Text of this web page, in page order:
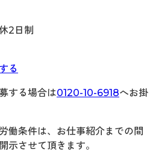
2日制
る
する場合は0120-10-6918へお掛
働条件は、お仕事紹介までの間
示させて頂きます。